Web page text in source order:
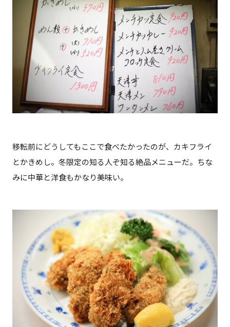
移転前にどうしてもここで食べたかったのが、カキフライ
とかきめし。冬限定の知る人ぞ知る絶品メニューだ。ちな
みに中華と洋食もかなり美味い。